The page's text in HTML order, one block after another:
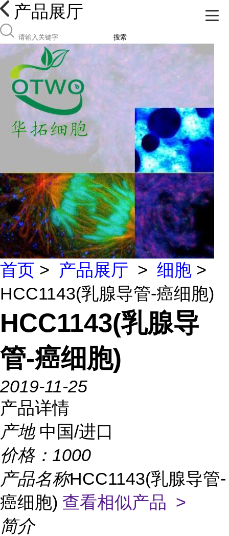
产品展厅
搜索
首页 > 产品展厅 > 细胞 >
HCC1143(乳腺导管-癌细胞)
HCC1143(乳腺导
管-癌细胞)
2019-11-25
产品详情
产地 中国/进口
价格： 1000
产品名称HCC1143(乳腺导管-
癌细胞) 查看相似产品 >
简介